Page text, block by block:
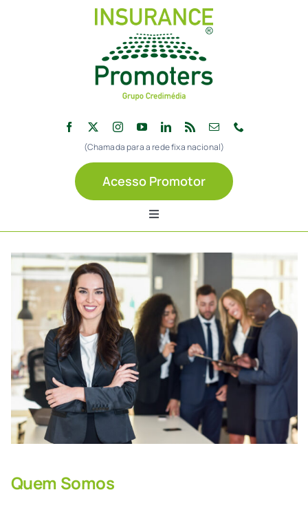
(Chamada para a rede fixa nacional)
Acesso Promotor
Toggle
Navigation
Início
Sobre
Promotores
Seguros
Recrutamento
Quem Somos